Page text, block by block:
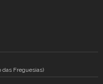
das Freguesias)